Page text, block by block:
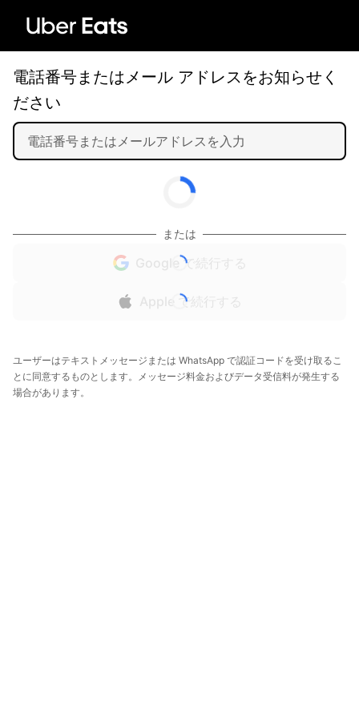
電話番号またはメール アドレスをお知らせく
ださい
または
Google で続行する
Apple で続行する
ユーザーはテキストメッセージまたは WhatsApp で認証コードを受け取るこ
とに同意するものとします。メッセージ料金およびデータ受信料が発生する
場合があります。